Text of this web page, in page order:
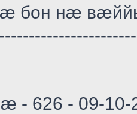
бон нæ
- 626 - 09-10-